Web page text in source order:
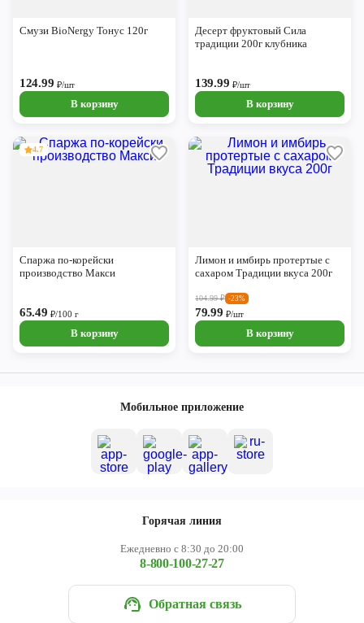
Смузи BioNergy Тонус 120г
124.99 ₽/шт
В корзину
Десерт фруктовый Сила
традиции 200г клубника
139.99 ₽/шт
В корзину
4.7
Спаржа по-корейски
производство Макси
65.49₽/100 г
В корзину
Лимон и имбирь протертые с
сахаром Традиции вкуса 200г
104.99₽ -23%
79.99₽/шт
В корзину
Мобильное приложение
Горячая линия
Ежедневно с 8:30 до 20:00
8-800-100-27-27
Обратная связь